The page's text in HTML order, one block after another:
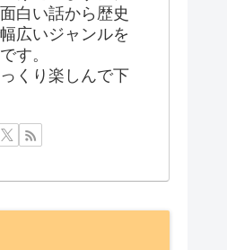
白い話から歴史
広いジャンルを
す。
くり楽しんで下